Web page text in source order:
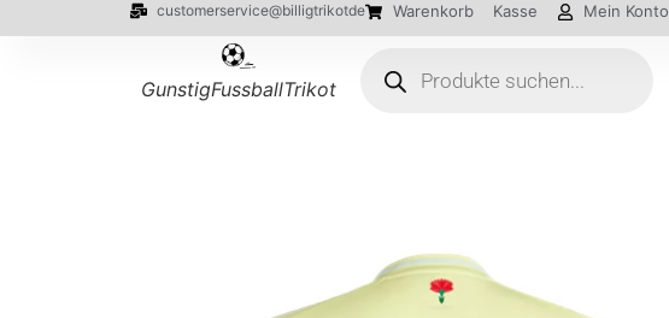
customerservice@billigtrikotde Warenkorb Kasse Mein Konto
GunstigFussballTrikot